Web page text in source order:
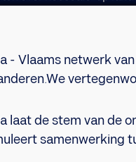
- Vlaams netwerk
laat de stem van de
samenwerking